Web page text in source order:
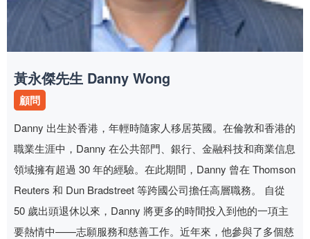
黃永傑先生 Danny Wong
顧問
Danny 出生於香港，年輕時隨家人移居英國。在倫敦和香港的
職業生涯中，Danny 在公共部門、銀行、金融科技和商業信息
領域擁有超過 30 年的經驗。在此期間，Danny 曾在 Thomson
Reuters 和 Dun Bradstreet 等跨國公司擔任高層職務。 自從
50 歲出頭退休以來，Danny 將更多的時間投入到他的一項主
要熱情中——志願服務和慈善工作。近年來，他參與了多個慈